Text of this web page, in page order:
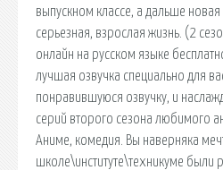
выпускном классе, а дальше новая
серьезная, взрослая жизнь. (2
онлайн на русском языке
лучшая озвучка специально для
понравившуюся озвучку, и
серий второго сезона любимого
Аниме, комедия. Вы наверняка
школе\институте\техникуме были